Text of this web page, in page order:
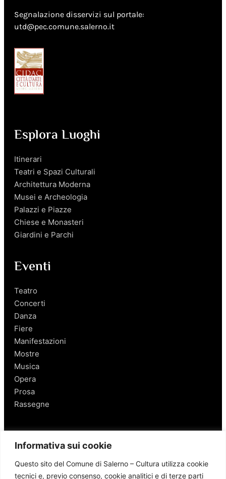
Informativa sui cookie
Questo sito del Comune di Salerno – Cultura utilizza cookie
tecnici e, previo consenso, cookie analitici e di terze parti
Segnalazione disservizi sul portale:
utd@pec.comune.salerno.it
Esplora Luoghi
Itinerari
Teatri e Spazi Culturali
Architettura Moderna
Musei e Archeologia
Palazzi e Piazze
Chiese e Monasteri
Giardini e Parchi
Eventi
Teatro
Concerti
Danza
Fiere
Manifestazioni
Mostre
Musica
Opera
Prosa
Rassegne
Salerno
Personaggi
Enogastronomia